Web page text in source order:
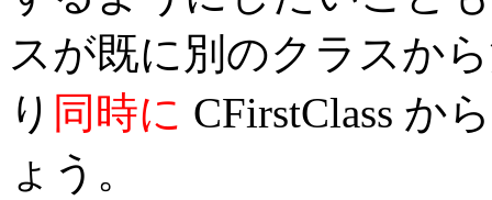
スが既に別のクラスか
り 同時に CFirstClass か
ょう。